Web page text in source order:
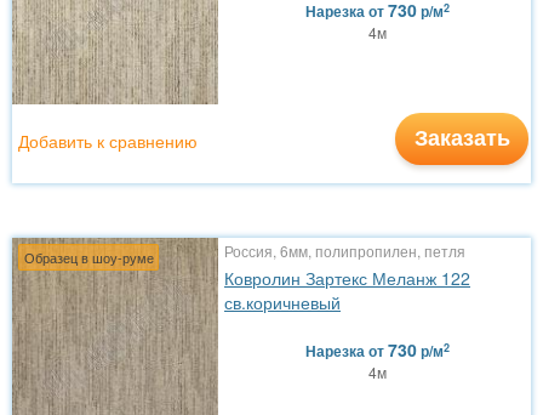
Нарезкаот730р/м2
4м
Заказать
Добавить к сравнению
Образец в шоу-руме Россия, 6мм, полипропилен, петля
Ковролин Зартекс Меланж 122
св.коричневый
Нарезкаот730р/м2
4м